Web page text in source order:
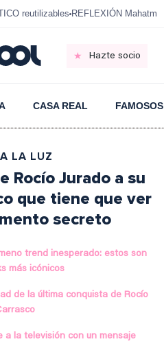
reutilizables REFLEXIÓN
Hazte socio
CASA REAL FAMOSOS
LA LUZ
Rocío Jurado a su
que tiene que ver
secreto
trend inesperado: estos son
más icónicos
de la última conquista de Rocío
a la televisión con un mensaje